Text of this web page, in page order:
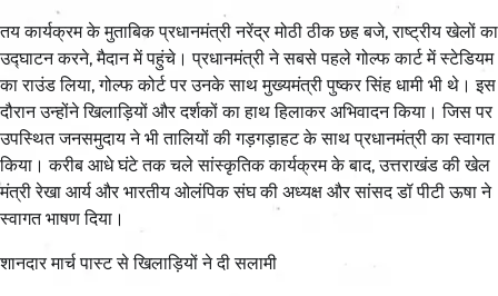
तय कार्यक्रम के मुताबिक प्रधानमंत्री नरेंद्र मोठी ठीक छह बजे, राष्ट्रीय खेलों का
उद्घाटन करने, मैदान में पहुंचे। प्रधानमंत्री ने सबसे पहले गोल्फ कार्ट में स्टेडियम
का राउंड लिया, गोल्फ कोर्ट पर उनके साथ मुख्यमंत्री पुष्कर सिंह धामी भी थे। इस
दौरान उन्होंने खिलाड़ियों और दर्शकों का हाथ हिलाकर अभिवादन किया। जिस पर
उपस्थित जनसमुदाय ने भी तालियों की गड़गड़ाहट के साथ प्रधानमंत्री का स्वागत
किया। करीब आधे घंटे तक चले सांस्कृतिक कार्यक्रम के बाद, उत्तराखंड की खेल
मंत्री रेखा आर्य और भारतीय ओलंपिक संघ की अध्यक्ष और सांसद डॉ पीटी ऊषा ने
स्वागत भाषण दिया।
शानदार मार्च पास्ट से खिलाड़ियों ने दी सलामी